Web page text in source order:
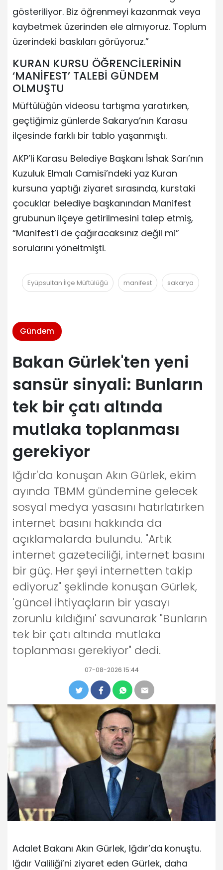
gösteriliyor. Biz öğrenmeyi kazanmak veya
kaybetmek üzerinden ele almıyoruz. Toplum
üzerindeki baskıları görüyoruz.”
KURAN KURSU ÖĞRENCİLERİNİN
‘MANİFEST’ TALEBİ GÜNDEM
OLMUŞTU
Müftülüğün videosu tartışma yaratırken,
geçtiğimiz günlerde Sakarya’nın Karasu
ilçesinde farklı bir tablo yaşanmıştı.
AKP’li Karasu Belediye Başkanı İshak Sarı’nın
Kuzuluk Elmalı Camisi’ndeki yaz Kuran
kursuna yaptığı ziyaret sırasında, kurstaki
çocuklar belediye başkanından Manifest
grubunun ilçeye getirilmesini talep etmiş,
“Manifest’i de çağıracaksınız değil mi”
sorularını yöneltmişti.
Eyüpsultan İlçe Müftülüğü manifest sakarya
Gündem
Bakan Gürlek'ten yeni
sansür sinyali: Bunların
tek bir çatı altında
mutlaka toplanması
gerekiyor
Iğdır'da konuşan Akın Gürlek, ekim
ayında TBMM gündemine gelecek
sosyal medya yasasını hatırlatırken
internet basını hakkında da
açıklamalarda bulundu. "Artık
internet gazeteciliği, internet basını
bir güç. Her şeyi internetten takip
ediyoruz" şeklinde konuşan Gürlek,
'güncel ihtiyaçların bir yasayı
zorunlu kıldığını' savunarak "Bunların
tek bir çatı altında mutlaka
toplanması gerekiyor" dedi.
07-08-2026 15:44
Adalet Bakanı Akın Gürlek, Iğdır’da konuştu.
Iğdır Valiliği’ni ziyaret eden Gürlek, daha